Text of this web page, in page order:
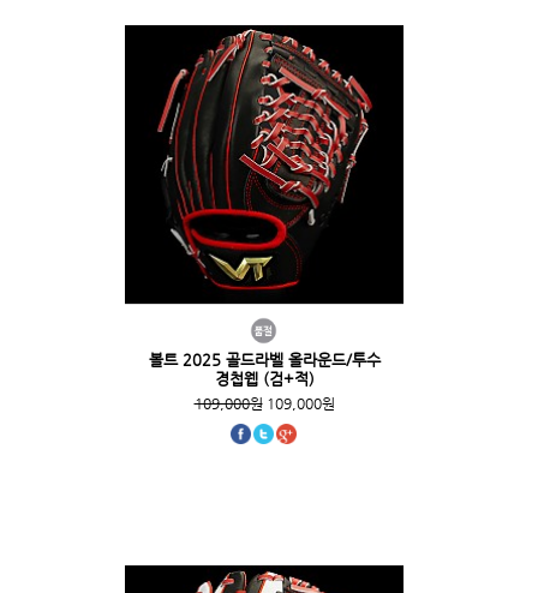
볼트 2025 골드라벨 올라운드/투수
경첩웹 (검+적)
109,000원109,000원